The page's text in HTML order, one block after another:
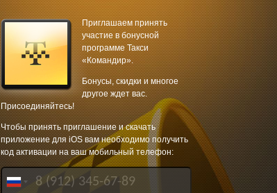
Приглашаем принять
участие в бонусной
программе Такси
«Командир».
Бонусы, скидки и многое
другое ждет вас.
Присоединяйтесь!
Чтобы принять приглашение и скачать
приложение для iOS вам необходимо получить
код активации на ваш мобильный телефон: